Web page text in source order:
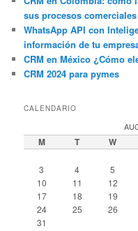
sus procesos comerciales
WhatsApp API con
información de tu
CRM en México ¿Cómo
CRM 2024 para pymes
CALENDARIO
M T W
3
4 5
10
11 12
17
18 19
24
25 26
31